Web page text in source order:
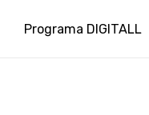
Programa DIGITALL